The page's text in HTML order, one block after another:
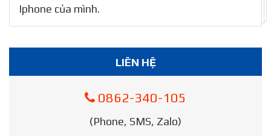
Iphone của mình.
LIÊN HỆ
0862-340-105
(Phone, SMS, Zalo)